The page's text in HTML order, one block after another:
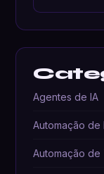
Agentes de IA
Automação de
Automação de